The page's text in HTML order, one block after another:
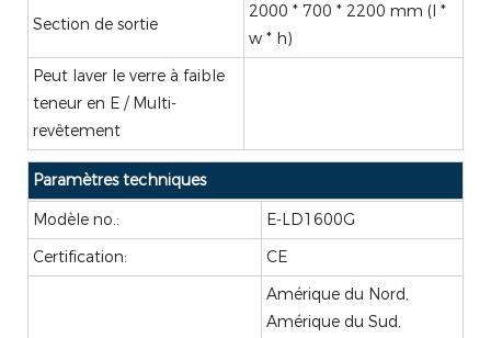
Section de sortie
2000 * 700 * 2200 mm (l *
w * h)
Peut laver le verre à faible
teneur en E / Multi-
revêtement
Paramètres techniques
Modèle no.:
E-LD1600G
Certification:
CE
Amérique du Nord,
Amérique du Sud,